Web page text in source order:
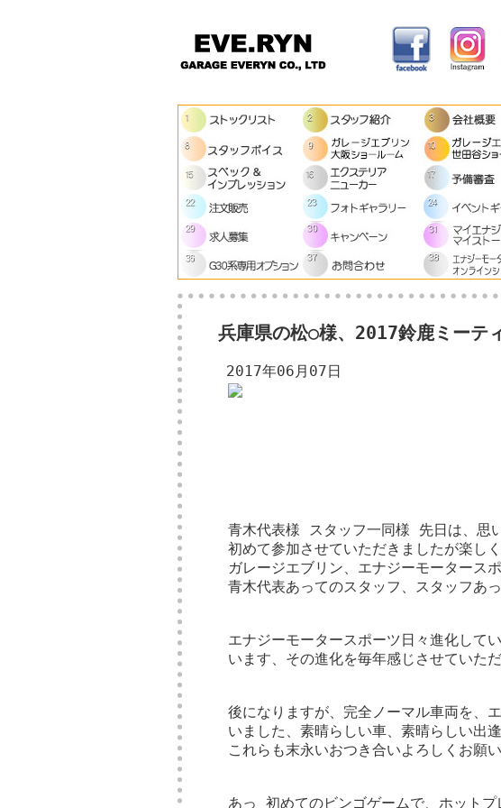
兵庫県の松○様、2017鈴鹿ミーテ
2017年06月07日
青木代表様 スタッフ一同様 先日は、思
初めて参加させていただきましたが楽し
ガレージエブリン、エナジーモーター
青木代表あってのスタッフ、スタッフ
エナジーモータースポーツ日々進化して
います、その進化を毎年感じさせていた
後になりますが、完全ノーマル車両を、
いました、素晴らしい車、素晴らしい出
これらも末永いおつき合いよろしくお願い
あっ 初めてのビンゴゲームで、ホット